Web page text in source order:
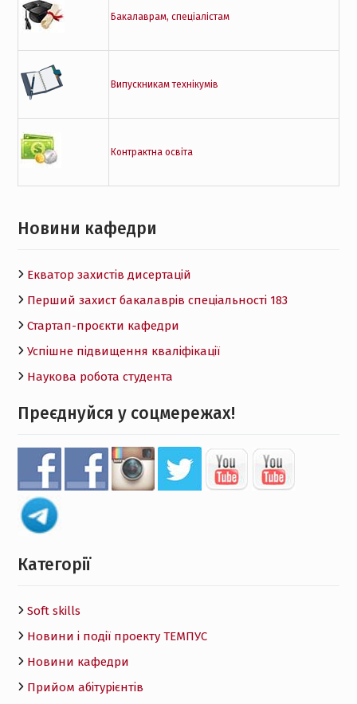
Бакалаврам, спеціалістам
Випускникам технікумів
Контрактна освіта
Новини кафедри
Екватор захистів дисертацій
Перший захист бакалаврів спеціальності 183
Стартап-проєкти кафедри
Успішне підвищення кваліфікації
Наукова робота студента
Преєднуйся у соцмережах!
Категорії
Soft skills
Новини і події проекту ТЕМПУС
Новини кафедри
Прийом абітурієнтів